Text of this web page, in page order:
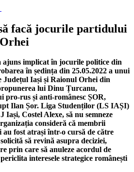
facă jocurile partidului
ajuns implicat în jocurile politice din
în ședința din 25.05.2022 a unui
Județul Iași și Raionul Orhei din
lui Dinu Țurcanu,
pro-rus și anti-românesc ȘOR,
Ilan Șor. Liga Studenților (LS IAȘI)
Iași, Costel Alexe, să nu semneze
consideră că membrii
fost atrași într-o cursă de către
să revină asupra deciziei,
prin care să anuleze acordul de
interesele strategice românești